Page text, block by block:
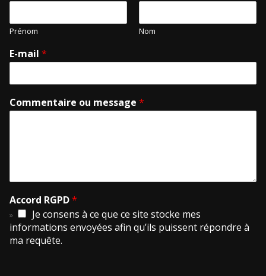
Prénom Nom
E-mail *
Commentaire ou message *
Accord RGPD*
Je consens à ce que ce site stocke mes
informations envoyées afin qu’ils puissent répondre à
ma requête.